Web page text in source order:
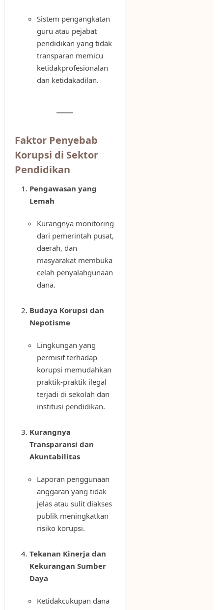
Sistem pengangkatan
guru atau pejabat
pendidikan yang tidak
transparan memicu
ketidakprofesionalan
dan ketidakadilan.
Faktor Penyebab
Korupsi di Sektor
Pendidikan
Pengawasan yang
Lemah
Kurangnya monitoring
dari pemerintah pusat,
daerah, dan
masyarakat membuka
celah penyalahgunaan
dana.
Budaya Korupsi dan
Nepotisme
Lingkungan yang
permisif terhadap
korupsi memudahkan
praktik-praktik ilegal
terjadi di sekolah dan
institusi pendidikan.
Kurangnya
Transparansi dan
Akuntabilitas
Laporan penggunaan
anggaran yang tidak
jelas atau sulit diakses
publik meningkatkan
risiko korupsi.
Tekanan Kinerja dan
Kekurangan Sumber
Daya
Ketidakcukupan dana